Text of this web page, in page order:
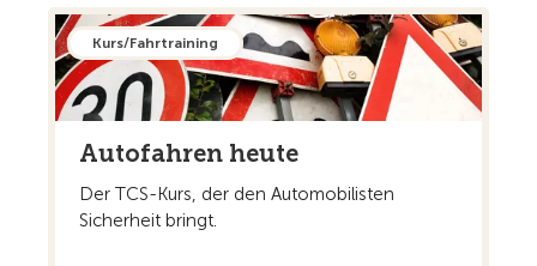
Kurs/Fahrtraining
Autofahren heute
Der TCS-Kurs, der den Automobilisten
Sicherheit bringt.